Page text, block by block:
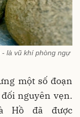
là vũ khí phòng ngự
một số đoạn
nguyên vẹn.
Hồ đã được